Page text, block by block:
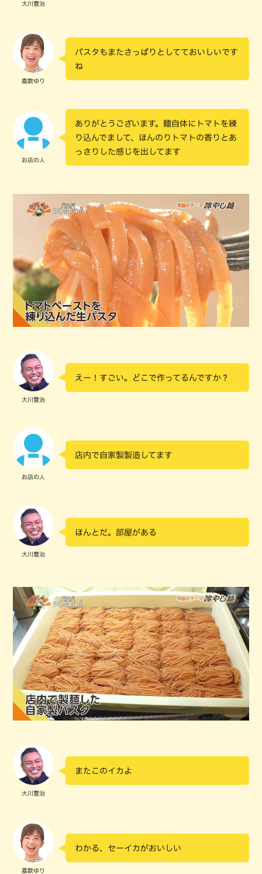
大川豊治
嘉数ゆり
パスタもまたさっぱりとしてておいしいです
ね
お店の人
ありがとうございます。麺自体にトマトを練
り込んでまして、ほんのりトマトの香りとあ
っさりした感じを出してます
大川豊治
えー！すごい。どこで作ってるんですか？
お店の人
店内で自家製製造してます
大川豊治
ほんとだ。部屋がある
大川豊治
またこのイカよ
嘉数ゆり
わかる、セーイカがおいしい